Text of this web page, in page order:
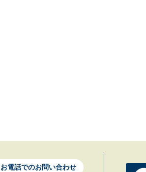
お電話でのお問い合わせ